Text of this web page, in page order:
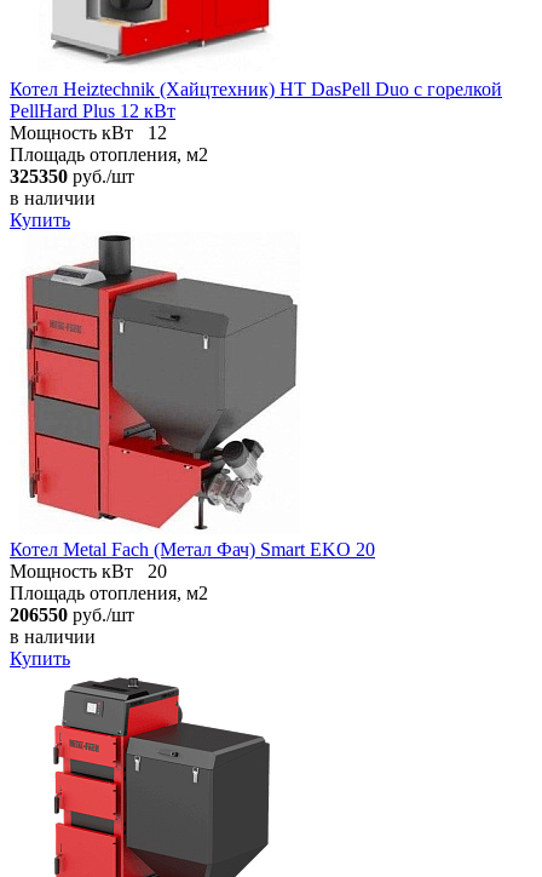
Котел Heiztechnik (Хайцтехник) HT DasPell Duo с горелкой
PellHard Plus 12 кВт
Мощность кВт
12
Площадь отопления, м2
325350 руб./шт
в наличии
Купить
Котел Metal Fach (Метал Фач) Smart EKO 20
Мощность кВт
20
Площадь отопления, м2
206550 руб./шт
в наличии
Купить